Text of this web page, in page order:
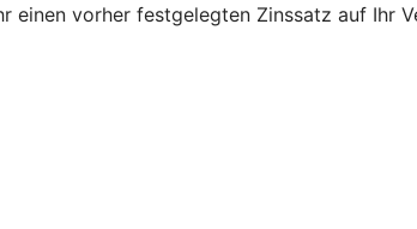
einen vorher festgelegten Zinssatz auf Ihr